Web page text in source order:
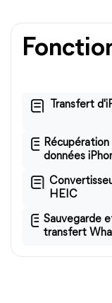
Transfert
Récupération
données
HEIC
Sauvegarde
transfert